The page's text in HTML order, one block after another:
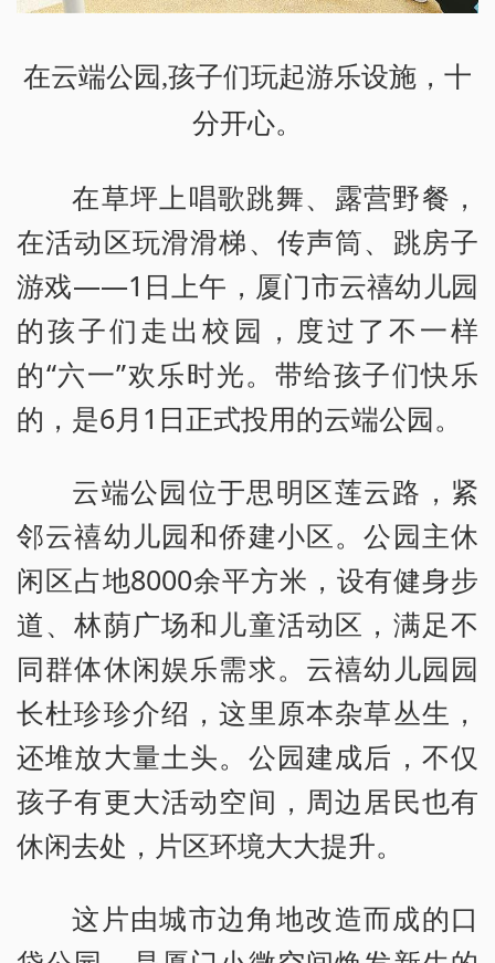
在云端公园,孩子们玩起游乐设施，十
分开心。
在草坪上唱歌跳舞、露营野餐，
在活动区玩滑滑梯、传声筒、跳房子
游戏——1日上午，厦门市云禧幼儿园
的孩子们走出校园，度过了不一样
的“六一”欢乐时光。带给孩子们快乐
的，是6月1日正式投用的云端公园。
云端公园位于思明区莲云路，紧
邻云禧幼儿园和侨建小区。公园主休
闲区占地8000余平方米，设有健身步
道、林荫广场和儿童活动区，满足不
同群体休闲娱乐需求。云禧幼儿园园
长杜珍珍介绍，这里原本杂草丛生，
还堆放大量土头。公园建成后，不仅
孩子有更大活动空间，周边居民也有
休闲去处，片区环境大大提升。
这片由城市边角地改造而成的口